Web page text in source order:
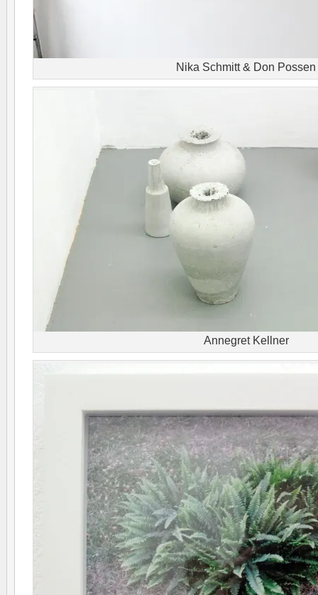
Nika Schmitt & Don Possen
Annegret Kellner